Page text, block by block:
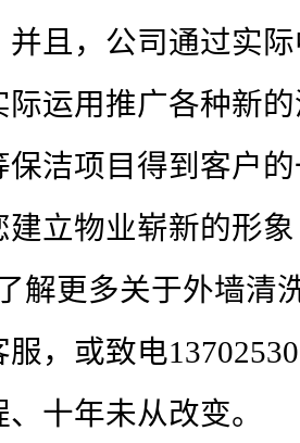
并且，公司通过实
际运用推广各种新
保洁项目得到客户
建立物业崭新的形
更多关于外墙清
，或致电
十年未从改变。